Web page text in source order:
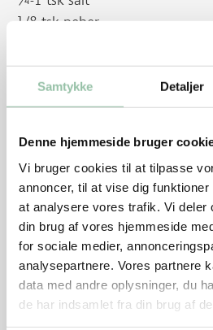
Samtykke Detaljer
Denne hjemmeside bruger
Vi bruger cookies til at tilpasse
annoncer, til at vise dig
at analysere vores trafik. Vi deler
din brug af vores hjemmeside
for sociale medier,
analysepartnere. Vores partnere
data med andre oplysninger, du
de har indsamlet fra din brug af
1/8 tsk peber
1 ½ dl minimælk
evt. ½ tsk stødt allehånde
evt. ¼ tsk stødt nellike
½ spsk olie
Tilbehør
Ca. 10 hele skiver rugbrød, ca.
grove brødtyper.
Agurk i skiver
Sådan gør du